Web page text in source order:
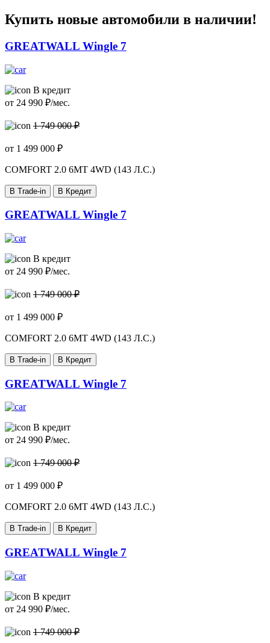
Купить новые автомобили в наличии!
GREATWALL Wingle 7
В кредит
от 24 990 ₽/мес.
1 749 000 ₽
от 1 499 000 ₽
COMFORT 2.0 6MT 4WD (143 Л.С.)
В Trade-in В Кредит
GREATWALL Wingle 7
В кредит
от 24 990 ₽/мес.
1 749 000 ₽
от 1 499 000 ₽
COMFORT 2.0 6MT 4WD (143 Л.С.)
В Trade-in В Кредит
GREATWALL Wingle 7
В кредит
от 24 990 ₽/мес.
1 749 000 ₽
от 1 499 000 ₽
COMFORT 2.0 6MT 4WD (143 Л.С.)
В Trade-in В Кредит
GREATWALL Wingle 7
В кредит
от 24 990 ₽/мес.
1 749 000 ₽